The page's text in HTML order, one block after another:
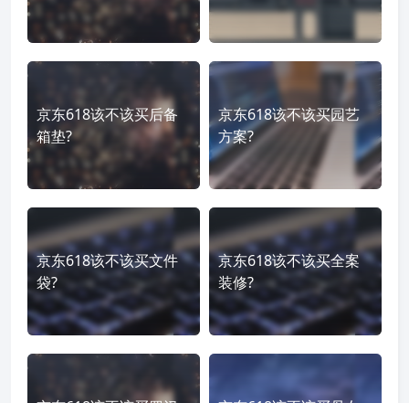
京东618该不该买后备
箱垫?
京东618该不该买园艺
方案?
京东618该不该买文件
袋?
京东618该不该买全案
装修?